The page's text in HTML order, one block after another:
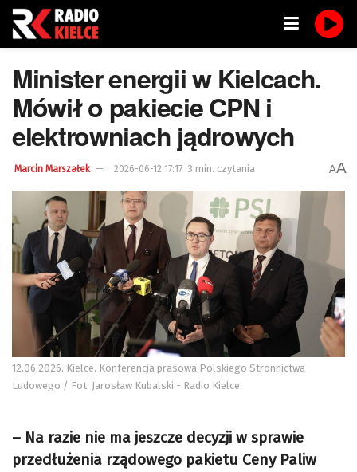
Minister energii w Kielcach.
Mówił o pakiecie CPN i
elektrowniach jądrowych
Marcin Marszałek 2026-06-12 17:17 3 min. czytania AA
12.06.2026. Kielce. Konferencja prasowa Polskiego Stronnictwa
Ludowego / Fot. Jarosław Kubalski - Radio Kielce
– Na razie nie ma jeszcze decyzji w sprawie
przedłużenia rządowego pakietu Ceny Paliw